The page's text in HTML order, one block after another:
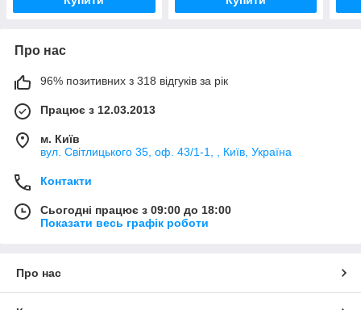
Про нас
96% позитивних з 318 відгуків за рік
Працює з 12.03.2013
м. Київ
вул. Світлицького 35, оф. 43/1-1, , Київ, Україна
Контакти
Сьогодні працює з 09:00 до 18:00
Показати весь графік роботи
Про нас